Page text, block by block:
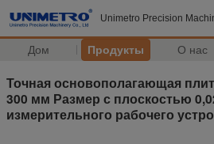
Unimetro Precision
Дом Продукты О нас
Точная основополагающая
300 мм Размер с плоскостью
измерительного рабочего